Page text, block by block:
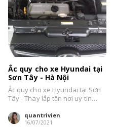
Ắc quy cho xe Hyundai tại
Sơn Tây - Hà Nội
Ắc quy cho xe Hyundai tại Sơn
Tây - Thay lắp tận nơi uy tín
quantrivien
16/07/2021